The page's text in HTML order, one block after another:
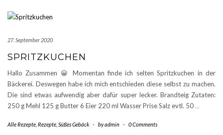
27. September 2020
SPRITZKUCHEN
Hallo Zusammen 😀 Momentan finde ich selten Spritzkuchen in der
Bäckerei. Deswegen habe ich mich entschieden diese selbst zu machen.
Die sind etwas aufwendig aber dafür super lecker. Brandteig Zutaten:
250 g Mehl 125 g Butter 6 Eier 220 ml Wasser Prise Salz evtl. 50 …
Alle Rezepte Rezepte Süßes Gebäck - byadmin - 0 Comments